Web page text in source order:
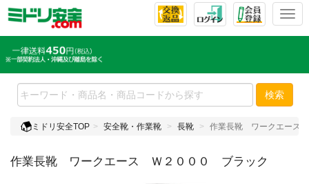
T
l
e
n
検索
ミドリ安全TOP 安全靴・作業靴 長靴 作業長靴 ワークエース
作業長靴 ワークエース Ｗ２０００ ブラック